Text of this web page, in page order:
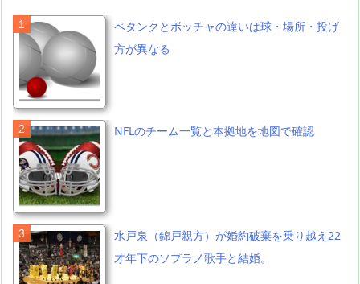
ペタンクとボッチャの違いは球・場所・投げ
方が異なる
NFLのチーム一覧と本拠地を地図で確認
水戸泉（錦戸親方）が婚約破棄を乗り越え22
才年下のソプラノ歌手と結婚。